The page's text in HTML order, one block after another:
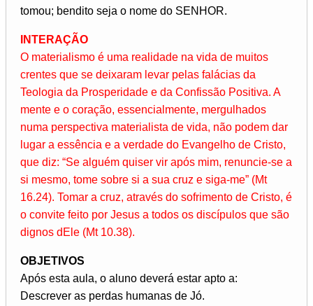
tomou; bendito seja o nome do SENHOR.
INTERAÇÃO
O materialismo é uma realidade na vida de muitos
crentes que se deixaram levar pelas falácias da
Teologia da Prosperidade e da Confissão Positiva. A
mente e o coração, essencialmente, mergulhados
numa perspectiva materialista de vida, não podem dar
lugar a essência e a verdade do Evangelho de Cristo,
que diz: “Se alguém quiser vir após mim, renuncie-se a
si mesmo, tome sobre si a sua cruz e siga-me” (Mt
16.24). Tomar a cruz, através do sofrimento de Cristo, é
o convite feito por Jesus a todos os discípulos que são
dignos dEle (Mt 10.38).
OBJETIVOS
Após esta aula, o aluno deverá estar apto a:
Descrever as perdas humanas de Jó.